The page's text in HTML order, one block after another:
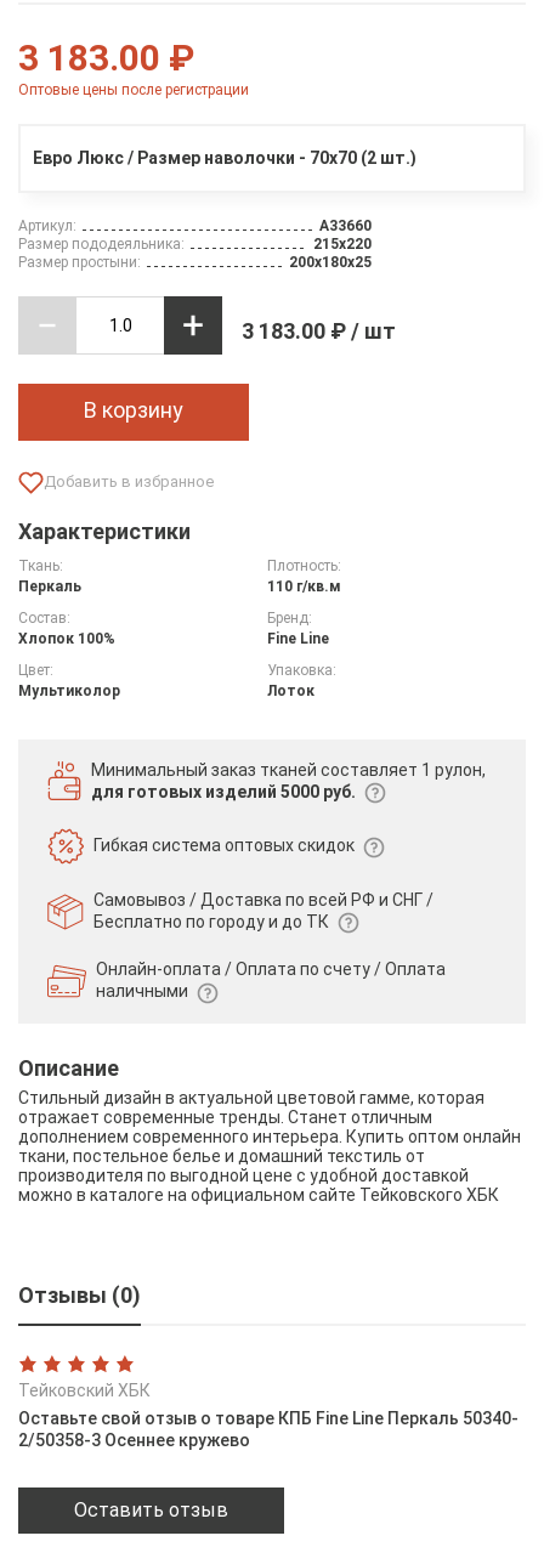
3 183.00 ₽
Оптовые цены после регистрации
Евро Люкс / Размер наволочки - 70х70 (2 шт.)
Артикул:
A33660
Размер пододеяльника:
215х220
Размер простыни:
200х180х25
3 183.00 ₽ / шт
В корзину
Характеристики
Ткань:
Перкаль
Плотность:
110 г/кв.м
Состав:
Хлопок 100%
Бренд:
Fine Line
Цвет:
Мультиколор
Упаковка:
Лоток
Минимальный заказ тканей составляет 1 рулон,
для готовых изделий 5000 руб.
Гибкая системаоптовых скидок
Самовывоз / Доставка по всей РФ и СНГ /
Бесплатно по городу и до ТК
Онлайн-оплата / Оплата по счету /Оплата
наличными
Описание
Стильный дизайн в актуальной цветовой гамме, которая
отражает современные тренды. Станет отличным
дополнением современного интерьера. Купить оптом онлайн
ткани, постельное белье и домашний текстиль от
производителя по выгодной цене с удобной доставкой
можно в каталоге на официальном сайте Тейковского ХБК
Отзывы (0)
Тейковский ХБК
Оставьте свой отзыв о товаре КПБ Fine Line Перкаль 50340-
2/50358-3 Осеннее кружево
Оставить отзыв